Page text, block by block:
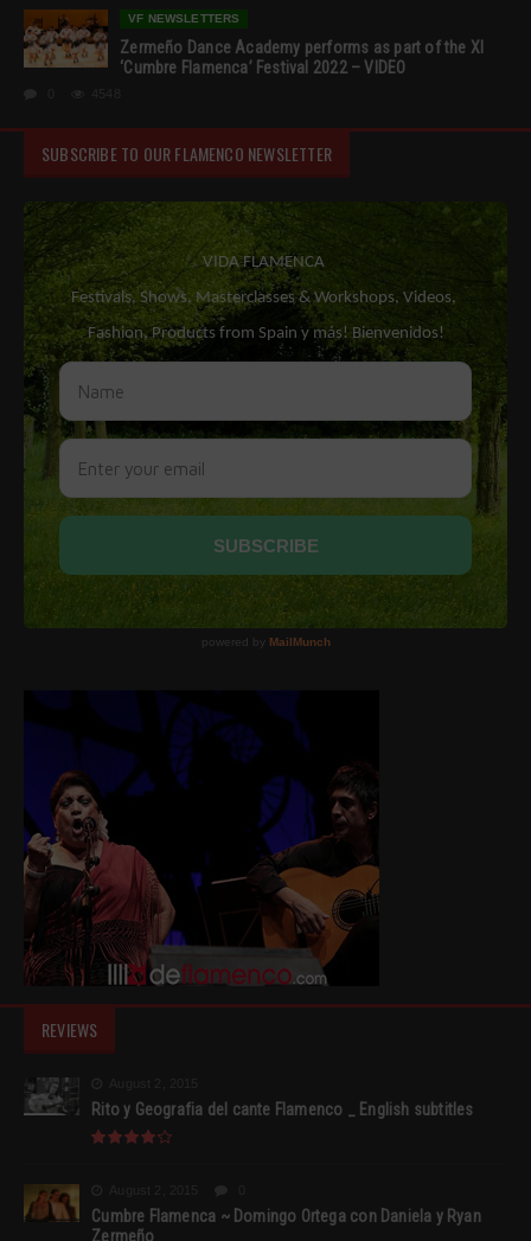
VF NEWSLETTERS
Zermeño Dance Academy performs as part of the XI
‘Cumbre Flamenca’ Festival 2022 – VIDEO
SUBSCRIBE TO OUR FLAMENCO NEWSLETTER
REVIEWS
Rito y Geografia del cante Flamenco _ English subtitles
Cumbre Flamenca ~ Domingo Ortega con Daniela y Ryan
Zermeño